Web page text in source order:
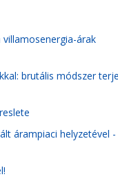
árak
brutális módszer
árampiaci helyzetével -